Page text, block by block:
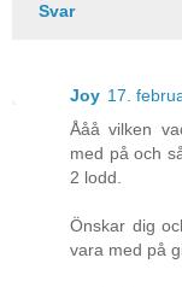
Svar
Joy 17.
Ååå vilken
med på och
2 lodd.
Önskar dig
vara med på